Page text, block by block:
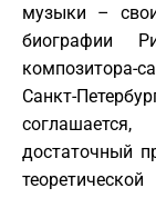
музыки –
биографии
композитора-
Санкт-
достаточный